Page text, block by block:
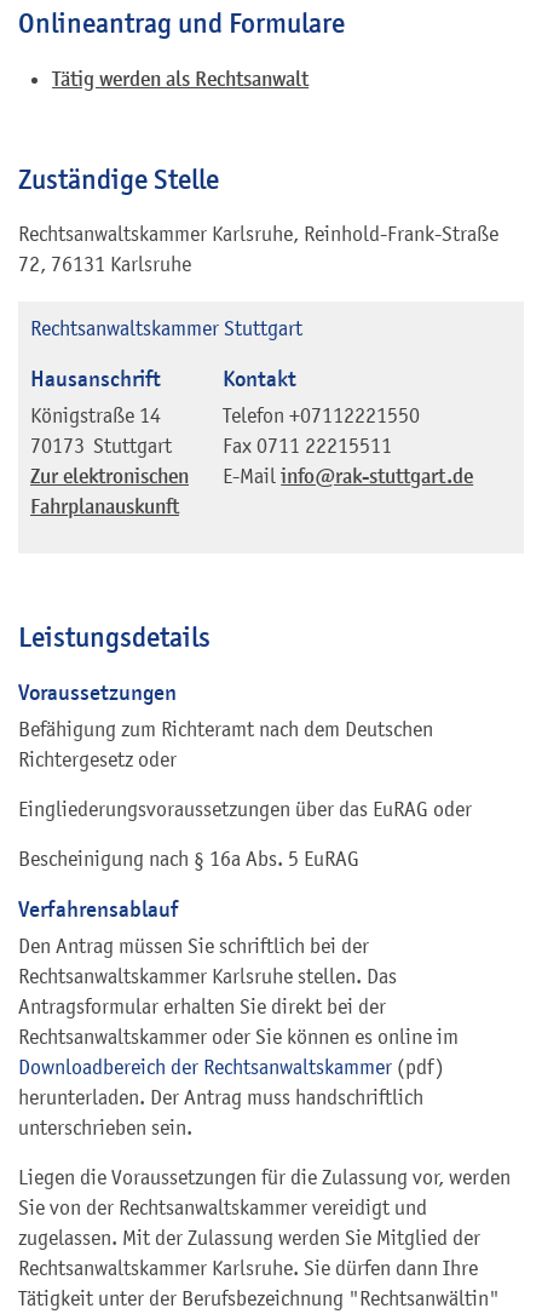
Onlineantrag und Formulare
Tätig werden als Rechtsanwalt
Zuständige Stelle
Rechtsanwaltskammer Karlsruhe, Reinhold-Frank-Straße
72, 76131 Karlsruhe
Rechtsanwaltskammer Stuttgart
Hausanschrift
Königstraße 14
70173 Stuttgart
Zur elektronischen
Fahrplanauskunft
Kontakt
Telefon +07112221550
Fax 0711 22215511
E-Mail info@rak-stuttgart.de
Leistungsdetails
Voraussetzungen
Befähigung zum Richteramt nach dem Deutschen
Richtergesetz oder
Eingliederungsvoraussetzungen über das EuRAG oder
Bescheinigung nach § 16a Abs. 5 EuRAG
Verfahrensablauf
Den Antrag müssen Sie schriftlich bei der
Rechtsanwaltskammer Karlsruhe stellen. Das
Antragsformular erhalten Sie direkt bei der
Rechtsanwaltskammer oder Sie können es online im
Downloadbereich der Rechtsanwaltskammer (pdf)
herunterladen. Der Antrag muss handschriftlich
unterschrieben sein.
Liegen die Voraussetzungen für die Zulassung vor, werden
Sie von der Rechtsanwaltskammer vereidigt und
zugelassen. Mit der Zulassung werden Sie Mitglied der
Rechtsanwaltskammer Karlsruhe. Sie dürfen dann Ihre
Tätigkeit unter der Berufsbezeichnung "Rechtsanwältin"